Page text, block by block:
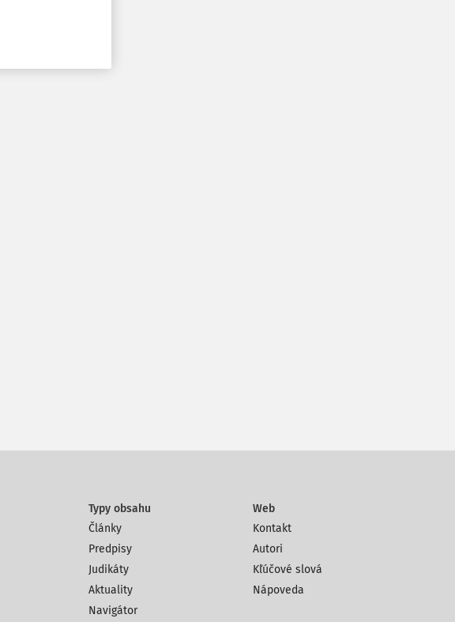
Typy obsahu
Články
Predpisy
Judikáty
Aktuality
Navigátor
Web
Kontakt
Autori
Kľúčové slová
Nápoveda